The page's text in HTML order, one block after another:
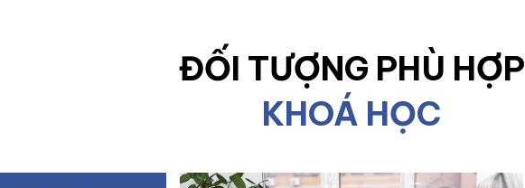
ĐỐI TƯỢNG PHÙ HỢP
KHOÁ HỌC